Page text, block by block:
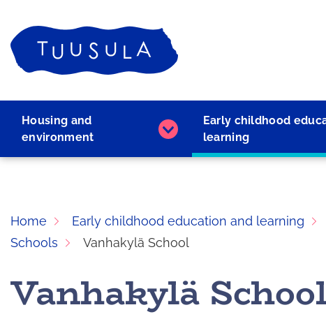
to
content
Home
Housing and
environment
Housing
Early childhood
learning
Home Early childhood education and learning
Schools
Vanhakylä School
Vanhakylä